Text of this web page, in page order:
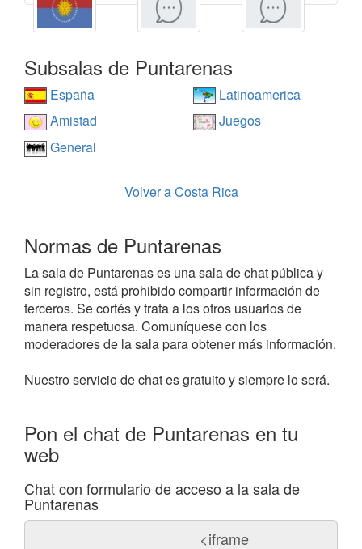
Subsalas de Puntarenas
España
Latinoamerica
Amistad
Juegos
General
Volver a Costa Rica
Normas de Puntarenas
La sala de Puntarenas es una sala de chat pública y
sin registro, está prohibido compartir información de
terceros. Se cortés y trata a los otros usuarios de
manera respetuosa. Comuníquese con los
moderadores de la sala para obtener más información.
Nuestro servicio de chat es gratuito y siempre lo será.
Pon el chat de Puntarenas en tu
web
Chat con formulario de acceso a la sala de
Puntarenas
Código